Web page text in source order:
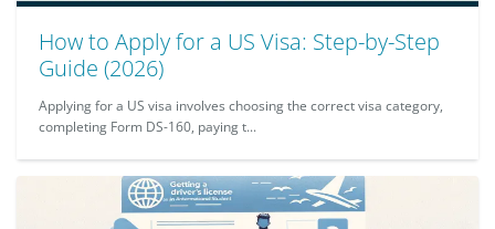
How to Apply for a US Visa: Step-by-Step
Guide (2026)
Applying for a US visa involves choosing the correct visa category,
completing Form DS-160, paying t...